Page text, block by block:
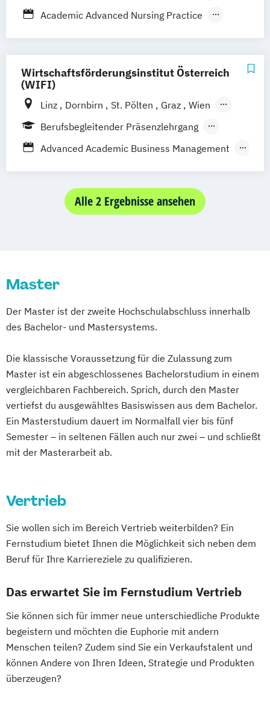
Berufsbegleitender Präsenzlehrgang
Academic Advanced Nursing Practice
Akademische Partner-
Ehe-
Familien- und Lebensberatung
Akademische/r Sozialpädagogische/r
Anlagenbau
Applied Technologies for Medical
Rechnungswesen und Finanzmanagement
Digital Business Management
Human-Centered Computing
Information Security Management
Integrated Care Systems
Intelligente Produktionstechnik
Interkulturelles Pflegemanagement
Internationales Logistik-Management
Kommunalmanagement
Management Sozialer Innovationen
Management Sozialer Unternehmen
Mechatronik/Wirtschaft
Operations Management
Produktdesign und Technische
Kommunikation
Intelligence
Software Engineering Soziale Arbeit
Supply Chain Management
Verfahrenstechnische Produktion
Wirtschaftsförderungsinstitut Österreich
(WIFI)
Linz Dornbirn St. Pölten Graz
Wien
Berlin
Krems Klagenfurt
Innsbruck
Berufsbegleitender Präsenzlehrgang
Berufsbegleitendes Präsenzstudium
Advanced Academic Business Management
Energiemanagement
Angewandte Fotografie
Business & Engineering
Chief Information Officer (CIO)
Controlling
Designing Digital Business
Film
TV und Media
Global Sales and Marketing
Handelsmanagement
Human Resources Management
Industrial Engineer
Light Engineering & Design
Management in Information and Business
Technologies
Marketing und Verkauf
Führung und Organisation
Professional Master of Mediation
Alle 2 Ergebnisse ansehen
Master
Der Master ist der zweite Hochschulabschluss innerhalb
des Bachelor- und Mastersystems.
Die klassische Voraussetzung für die Zulassung zum
Master ist ein abgeschlossenes Bachelorstudium in einem
vergleichbaren Fachbereich. Sprich, durch den Master
vertiefst du ausgewähltes Basiswissen aus dem Bachelor.
Ein Masterstudium dauert im Normalfall vier bis fünf
Semester – in seltenen Fällen auch nur zwei – und schließt
mit der Masterarbeit ab.
Vertrieb
Sie wollen sich im Bereich Vertrieb weiterbilden? Ein
Fernstudium bietet Ihnen die Möglichkeit sich neben dem
Beruf für Ihre Karriereziele zu qualifizieren.
Das erwartet Sie im Fernstudium Vertrieb
Sie können sich für immer neue unterschiedliche Produkte
begeistern und möchten die Euphorie mit andern
Menschen teilen? Zudem sind Sie ein Verkaufstalent und
können Andere von Ihren Ideen, Strategie und Produkten
überzeugen?